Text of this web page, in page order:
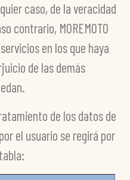
caso, de la veracidad
contrario, MOREMOTO
en los que haya
de las demás
de los datos de
el usuario se regirá por